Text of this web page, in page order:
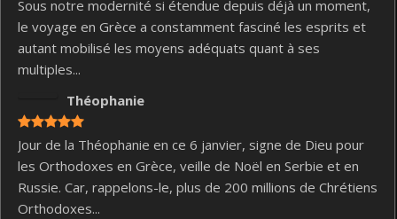
Sous notre modernité si étendue depuis déjà un moment,
le voyage en Grèce a constamment fasciné les esprits et
autant mobilisé les moyens adéquats quant à ses
multiples...
Théophanie
Jour de la Théophanie en ce 6 janvier, signe de Dieu pour
les Orthodoxes en Grèce, veille de Noël en Serbie et en
Russie. Car, rappelons-le, plus de 200 millions de Chrétiens
Orthodoxes...